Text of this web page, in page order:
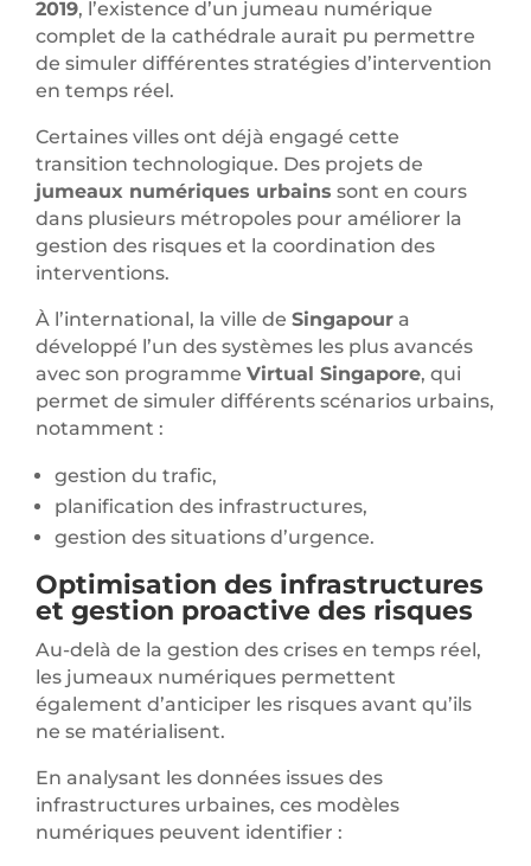
2019, l’existence d’un jumeau numérique
complet de la cathédrale aurait pu permettre
de simuler différentes stratégies d’intervention
en temps réel.
Certaines villes ont déjà engagé cette
transition technologique. Des projets de
jumeaux numériques urbains sont en cours
dans plusieurs métropoles pour améliorer la
gestion des risques et la coordination des
interventions.
À l’international, la ville de Singapoura
développé l’un des systèmes les plus avancés
avec son programme Virtual Singapore, qui
permet de simuler différents scénarios urbains,
notamment :
gestion du trafic,
planification des infrastructures,
gestion des situations d’urgence.
Optimisation des infrastructures
et gestion proactive des risques
Au-delà de la gestion des crises en temps réel,
les jumeaux numériques permettent
également d’anticiper les risques avant qu’ils
ne se matérialisent.
En analysant les données issues des
infrastructures urbaines, ces modèles
numériques peuvent identifier :